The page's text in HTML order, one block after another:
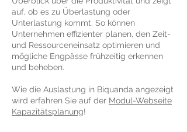
auf, ob es zu Überlastung oder
Unterlastung kommt. So können
Unternehmen effizienter planen, den Zeit-
und Ressourceneinsatz optimieren und
mögliche Engpässe frühzeitig erkennen
und beheben.
Wie die Auslastung in Biquanda angezeigt
wird erfahren Sie auf der Modul-Webseite
Kapazitätsplanung!